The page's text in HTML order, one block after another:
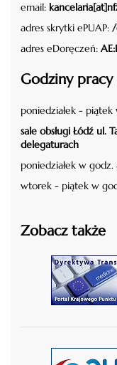
email:
adres skrytki ePUAP: /
adres eDoręczeń:
Godziny pracy
poniedziałek - piątek
sale obsługi Łódź ul.
delegaturach
poniedziałek w godz.
wtorek - piątek w
Zobacz także